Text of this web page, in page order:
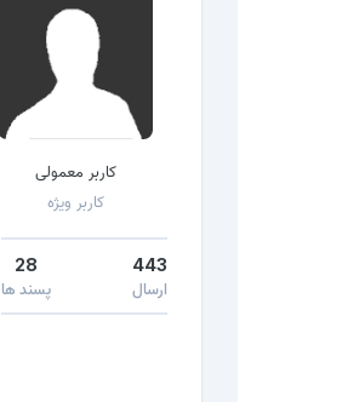
کاربر معمولی
کاربر ویژه
443
ارسال
28
پسند ها